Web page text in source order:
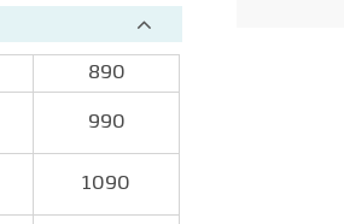
890
990
1090